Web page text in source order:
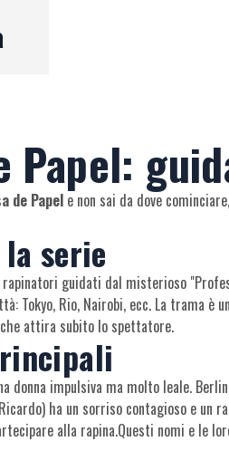
Papel:
de Papel e non sai da dove
serie
guidati dal misterioso
Tokyo, Rio, Nairobi, ecc. La trama
attira subito lo spettatore.
donna impulsiva ma molto leale.
ha un sorriso contagioso e un
alla rapina.Questi nomi e le